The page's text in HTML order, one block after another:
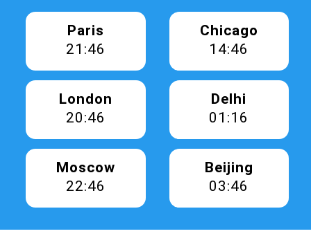
Paris
21:46
Chicago
14:46
London
20:46
Delhi
01:16
Moscow
22:46
Beijing
03:46